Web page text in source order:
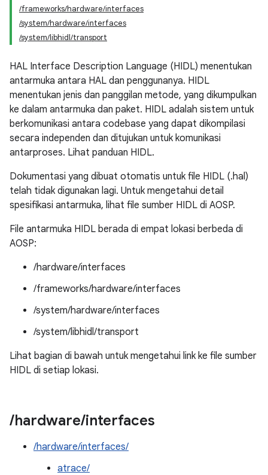
/frameworks/hardware/interfaces
/system/hardware/interfaces
/system/libhidl/transport
HAL Interface Description Language (HIDL) menentukan
antarmuka antara HAL dan penggunanya. HIDL
menentukan jenis dan panggilan metode, yang dikumpulkan
ke dalam antarmuka dan paket. HIDL adalah sistem untuk
berkomunikasi antara codebase yang dapat dikompilasi
secara independen dan ditujukan untuk komunikasi
antarproses. Lihat panduan HIDL.
Dokumentasi yang dibuat otomatis untuk file HIDL (.hal)
telah tidak digunakan lagi. Untuk mengetahui detail
spesifikasi antarmuka, lihat file sumber HIDL di AOSP.
File antarmuka HIDL berada di empat lokasi berbeda di
AOSP:
/hardware/interfaces
/frameworks/hardware/interfaces
/system/hardware/interfaces
/system/libhidl/transport
Lihat bagian di bawah untuk mengetahui link ke file sumber
HIDL di setiap lokasi.
/hardware/interfaces
/hardware/interfaces/
atrace/